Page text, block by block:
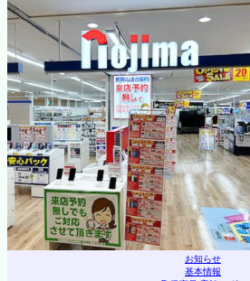
お知らせ
基本情報